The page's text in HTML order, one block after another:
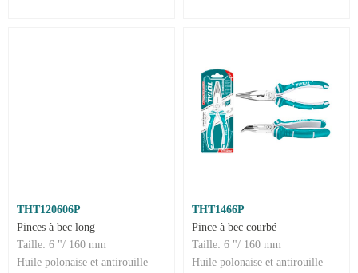
THT120606P
Pinces à bec long
Taille: 6 "/ 160 mm
Huile polonaise et antirouille
THT1466P
Pince à bec courbé
Taille: 6 "/ 160 mm
Huile polonaise et antirouille